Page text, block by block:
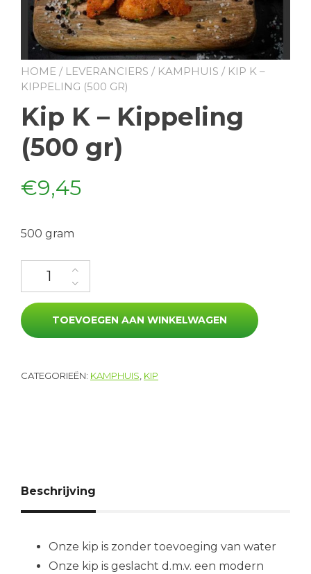
HOME / LEVERANCIERS / KAMPHUIS / KIP K –
KIPPELING (500 GR)
Kip K – Kippeling
(500 gr)
€9,45
500 gram
Kip K - Kippeling (500 gr) aantal
TOEVOEGEN AAN WINKELWAGEN
CATEGORIEËN: KAMPHUIS, KIP
Beschrijving
Onze kip is zonder toevoeging van water
Onze kip is geslacht d.m.v. een modern